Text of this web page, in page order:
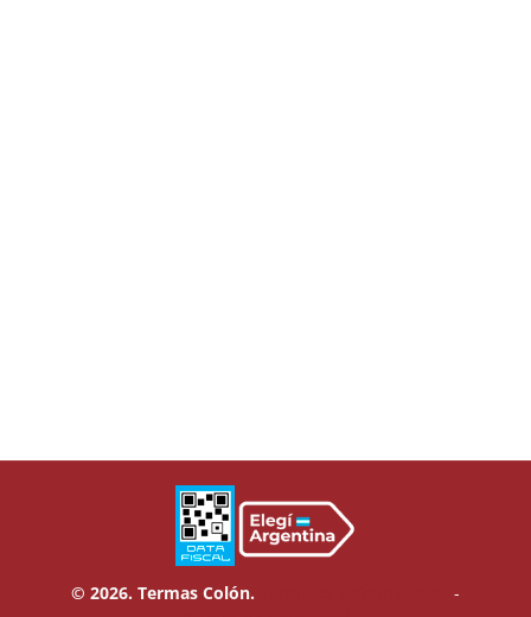
© 2026. Termas Colón.
-